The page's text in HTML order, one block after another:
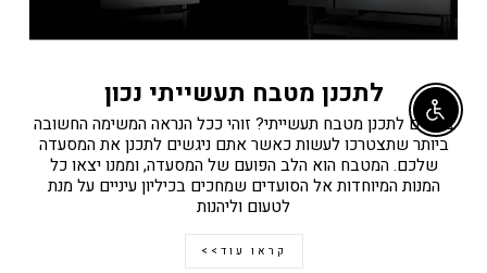
לתכנן מטבח תעשייתי נכון
צריכים לתכנן מטבח תעשייתי? זוהי ככל הנראה המשימה החשובה
ביותר שתצטרכו לעשות כאשר אתם ניגשים לתכנן את המסעדה
שלכם. המטבח הוא הלב הפועם של המסעדה, וממנו יצאו כל
המנות המיוחדות אל הסועדים שמחכים בכיליון עיניים על מנת
לטעום וליהנות
קראו עוד>>
Enable accessibility